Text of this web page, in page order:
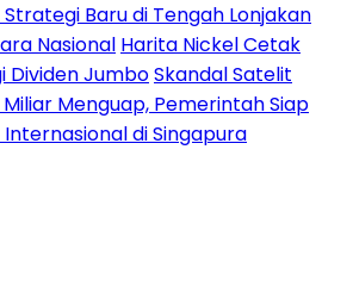
Strategi Baru di Tengah Lonjakan
Nasional Harita Nickel Cetak
Dividen JumboSkandal Satelit
Menguap, Pemerintah Siap
di Singapura